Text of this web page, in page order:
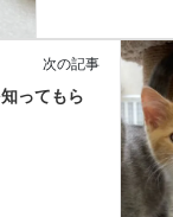
次の記事
ってもら